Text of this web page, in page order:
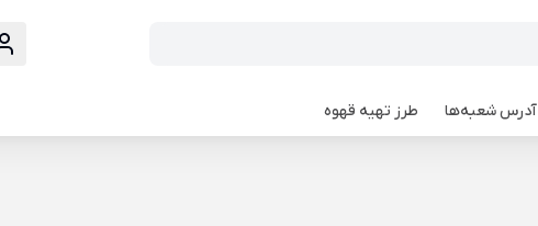
آدرس شعبه‌ها طرز تهیه قهوه